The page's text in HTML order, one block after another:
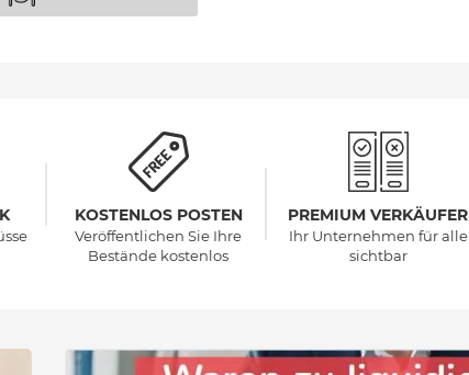
KOSTENLOS POSTEN
Veröffentlichen Sie Ihre
Bestände kostenlos
PREMIUM VERKÄUFER
Ihr Unternehmen für alle
sichtbar